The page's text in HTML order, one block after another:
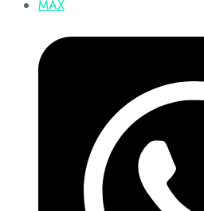
MAX